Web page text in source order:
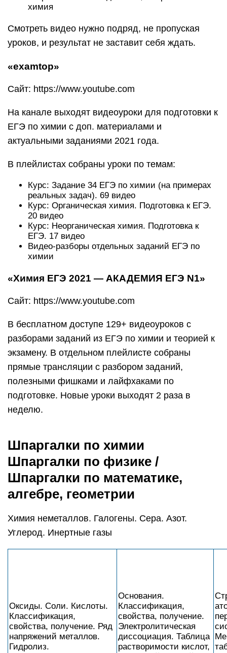
химия
Смотреть видео нужно подряд, не пропуская
уроков, и результат не заставит себя ждать.
«examtop»
Сайт: https://www.youtube.com
На канале выходят видеоуроки для подготовки к
ЕГЭ по химии с доп. материалами и
актуальными заданиями 2021 года.
В плейлистах собраны уроки по темам:
Курс: Задание 34 ЕГЭ по химии (на примерах
реальных задач). 69 видео
Курс: Органическая химия. Подготовка к ЕГЭ.
20 видео
Курс: Неорганическая химия. Подготовка к
ЕГЭ. 17 видео
Видео-разборы отдельных заданий ЕГЭ по
химии
«Химия ЕГЭ 2021 — АКАДЕМИЯ ЕГЭ N1»
Сайт: https://www.youtube.com
В бесплатном доступе 129+ видеоуроков с
разборами заданий из ЕГЭ по химии и теорией к
экзамену. В отдельном плейлисте собраны
прямые трансляции с разбором заданий,
полезными фишками и лайфхаками по
подготовке. Новые уроки выходят 2 раза в
неделю.
Шпаргалки по химии
Шпаргалки по физике /
Шпаргалки по математике,
алгебре, геометрии
Химия неметаллов. Галогены. Сера. Азот.
Углерод. Инертные газы
Оксиды. Соли. Кислоты.
Классификация,
свойства, получение. Ряд
напряжений металлов.
Гидролиз.
Основания.
Классификация,
свойства, получение.
Электролитическая
диссоциация. Таблица
растворимости кислот,